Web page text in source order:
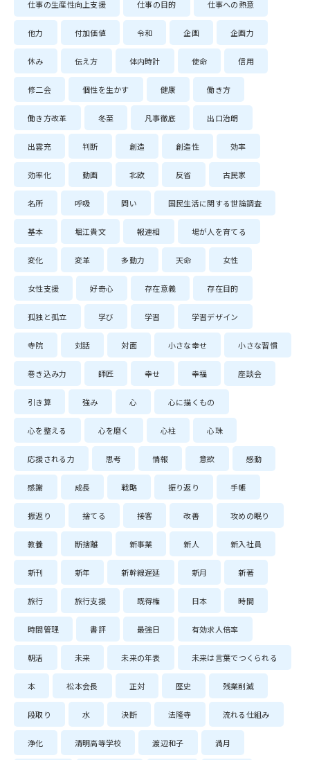
仕事の生産性向上支援 仕事の目的 仕事への熱意
他力 付加価値 令和 企画 企画力
休み 伝え方 体内時計 使命 信用
修二会 個性を生かす 健康 働き方
働き方改革 冬至 凡事徹底 出口治朗
出雲充 判断 創造 創造性 効率
効率化 動画 北欧 反省 古民家
名所 呼吸 問い 国民生活に関する世論調査
基本 堀江貴文 報連相 場が人を育てる
変化 変革 多動力 天命 女性
女性支援 好奇心 存在意義 存在目的
孤独と孤立 学び 学習 学習デザイン
寺院 対話 対面 小さな幸せ 小さな習慣
巻き込み力 師匠 幸せ 幸福 座談会
引き算 強み 心 心に描くもの
心を整える 心を磨く 心柱 心珠
応援される力 思考 情報 意欲 感動
感謝 成長 戦略 振り返り 手帳
振返り 捨てる 接客 改善 攻めの眠り
教養 断捨離 新事業 新人 新入社員
新刊 新年 新幹線遅延 新月 新著
旅行 旅行支援 既得権 日本 時間
時間管理 書評 最強日 有効求人倍率
朝活 未来 未来の年表 未来は言葉でつくられる
本 松本会長 正対 歴史 残業削減
段取り 水 決断 法隆寺 流れる仕組み
浄化 清明高等学校 渡辺和子 満月